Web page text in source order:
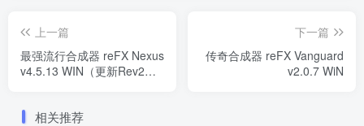
上一篇
最强流行合成器 reFX Nexus
v4.5.13 WIN（更新Rev2修
下一篇
传奇合成器 reFX Vanguard
v2.0.7 WiN
相关推荐